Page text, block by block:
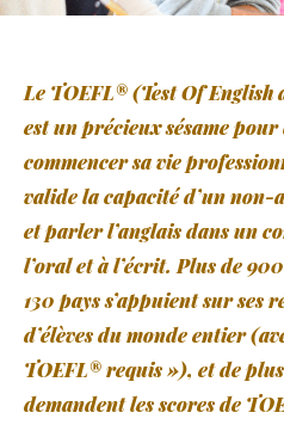
Le TOEFL® (Test Of English
est un précieux sésame
commencer sa vie
valide la capacité d’un
et parler l’anglais dans un
l’oral et à l’écrit. Plus de
130 pays s’appuient sur ses
d’élèves du monde entier
TOEFL® requis »), et de
demandent les scores de